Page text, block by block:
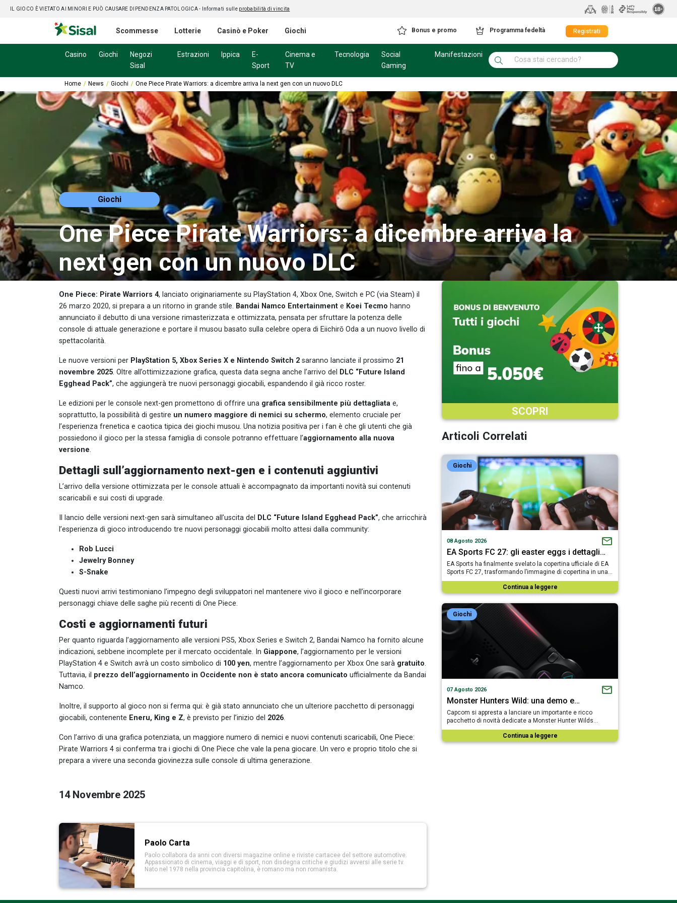
IL GIOCO È VIETATO AI MINORI E PUÒ CAUSARE DIPENDENZA PATOLOGICA - Informati sulle probabilità di vincita
Scommesse Lotterie Casinò e Poker Giochi Bonus e promo Programma fedeltà Registrati
Casino Giochi
Negozi
Sisal
Estrazioni Ippica
E-
Sport
Cinema e
TV
Tecnologia
Social
Gaming
Manifestazioni
Home News Giochi One Piece Pirate Warriors: a dicembre arriva la next gen con un nuovo DLC
Giochi
One Piece Pirate Warriors: a dicembre arriva la
next gen con un nuovo DLC
One Piece: Pirate Warriors 4, lanciato originariamente su PlayStation 4, Xbox One, Switch e PC (via Steam) il
26 marzo 2020, si prepara a un ritorno in grande stile. Bandai Namco Entertainment e Koei Tecmo hanno
annunciato il debutto di una versione rimasterizzata e ottimizzata, pensata per sfruttare la potenza delle
console di attuale generazione e portare il musou basato sulla celebre opera di Eiichirō Oda a un nuovo livello di
spettacolarità.
Le nuove versioni per PlayStation 5, Xbox Series X e Nintendo Switch 2 saranno lanciate il prossimo 21
novembre 2025. Oltre all’ottimizzazione grafica, questa data segna anche l’arrivo del
DLC “Future Island
Egghead Pack”, che aggiungerà tre nuovi personaggi giocabili, espandendo il già ricco roster.
Le edizioni per le console next-gen promettono di offrire una grafica sensibilmente più dettagliata e,
soprattutto, la possibilità di gestire un numero maggiore di nemici su schermo, elemento cruciale per
l’esperienza frenetica e caotica tipica dei giochi musou. Una notizia positiva per i fan è che gli utenti che già
possiedono il gioco per la stessa famiglia di console potranno effettuare l’aggiornamento alla nuova
versione.
Dettagli sull’aggiornamento next-gen e i contenuti aggiuntivi
L’arrivo della versione ottimizzata per le console attuali è accompagnato da importanti novità sui contenuti
scaricabili e sui costi di upgrade.
Il lancio delle versioni next-gen sarà simultaneo all’uscita del DLC “Future Island Egghead Pack”, che arricchirà
l’esperienza di gioco introducendo tre nuovi personaggi giocabili molto attesi dalla community:
Rob Lucci
Jewelry Bonney
S-Snake
Questi nuovi arrivi testimoniano l’impegno degli sviluppatori nel mantenere vivo il gioco e nell’incorporare
personaggi chiave delle saghe più recenti di One Piece.
Costi e aggiornamenti futuri
Per quanto riguarda l’aggiornamento alle versioni PS5, Xbox Series e Switch 2, Bandai Namco ha fornito alcune
indicazioni, sebbene incomplete per il mercato occidentale. In Giappone, l’aggiornamento per le versioni
PlayStation 4 e Switch avrà un costo simbolico di 100 yen, mentre l’aggiornamento per Xbox One sarà gratuito.
Tuttavia, il prezzo dell’aggiornamento in Occidente non è stato ancora comunicato ufficialmente da Bandai
Namco.
Inoltre, il supporto al gioco non si ferma qui: è già stato annunciato che un ulteriore pacchetto di personaggi
giocabili, contenente Eneru, King e Z, è previsto per l’inizio del 2026.
Con l’arrivo di una grafica potenziata, un maggiore numero di nemici e nuovi contenuti scaricabili, One Piece:
Pirate Warriors 4 si conferma tra i giochi di One Piece che vale la pena giocare. Un vero e proprio titolo che si
prepara a vivere una seconda giovinezza sulle console di ultima generazione.
14 Novembre 2025
Paolo Carta
Paolo collabora da anni con diversi magazine online e riviste cartacee del settore automotive.
Appassionato di cinema, viaggi e di sport, non disdegna critiche e giudizi avversi alle serie tv.
Nato nel 1978 nella provincia capitolina, è romano ma non romanista.
SCOPRI
Articoli Correlati
Giochi
08 Agosto 2026
EA Sports FC 27: gli easter eggs i dettagli…
EA Sports ha finalmente svelato la copertina ufficiale di EA
Sports FC 27, trasformando l’immagine di copertina in una…
Continua a leggere
Giochi
07 Agosto 2026
Monster Hunters Wild: una demo e…
Capcom si appresta a lanciare un importante e ricco
pacchetto di novità dedicate a Monster Hunter Wilds…
Continua a leggere